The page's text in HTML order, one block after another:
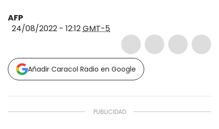
AFP
24/08/2022 - 12:12GMT-5
Añadir Caracol Radio en Google